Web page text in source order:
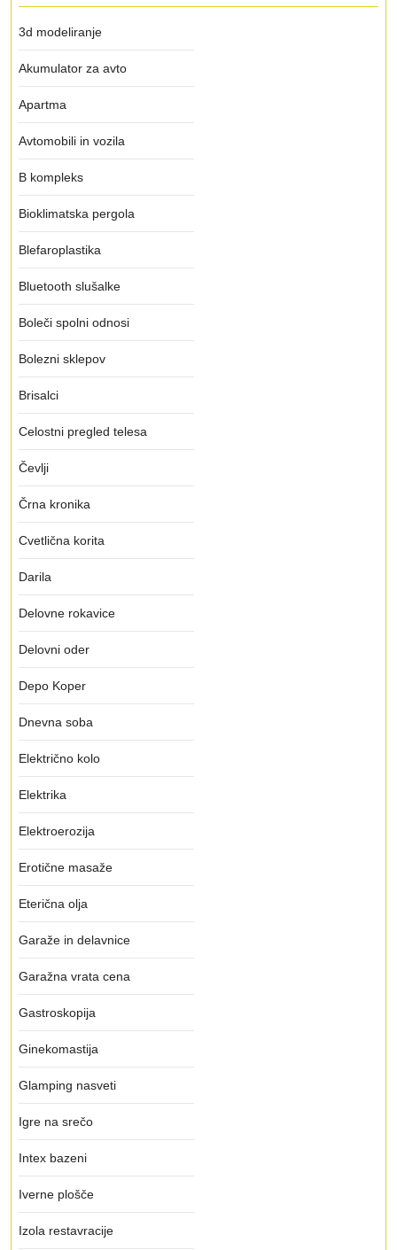
3d modeliranje
Akumulator za avto
Apartma
Avtomobili in vozila
B kompleks
Bioklimatska pergola
Blefaroplastika
Bluetooth slušalke
Boleči spolni odnosi
Bolezni sklepov
Brisalci
Celostni pregled telesa
Čevlji
Črna kronika
Cvetlična korita
Darila
Delovne rokavice
Delovni oder
Depo Koper
Dnevna soba
Električno kolo
Elektrika
Elektroerozija
Erotične masaže
Eterična olja
Garaže in delavnice
Garažna vrata cena
Gastroskopija
Ginekomastija
Glamping nasveti
Igre na srečo
Intex bazeni
Iverne plošče
Izola restavracije